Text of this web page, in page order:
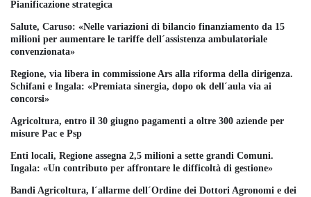
Pianificazione strategica
Salute, Caruso: «Nelle variazioni di bilancio finanziamento da 15
milioni per aumentare le tariffe dell´assistenza ambulatoriale
convenzionata»
Regione, via libera in commissione Ars alla riforma della dirigenza.
Schifani e Ingala: «Premiata sinergia, dopo ok dell´aula via ai
concorsi»
Agricoltura, entro il 30 giugno pagamenti a oltre 300 aziende per
misure Pac e Psp
Enti locali, Regione assegna 2,5 milioni a sette grandi Comuni.
Ingala: «Un contributo per affrontare le difficoltà di gestione»
Bandi Agricoltura, l´allarme dell´Ordine dei Dottori Agronomi e dei